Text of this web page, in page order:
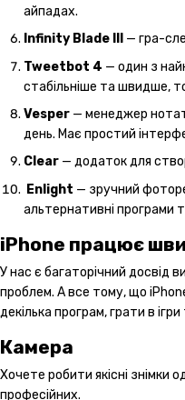
айпадах.
Infinity Blade III
— гра-
Tweetbot 4 — один з
стабільніше та швидше,
Vesper — менеджер
день. Має простий
Clear — додаток для
Enlight — зручний
альтернативні програми
iPhone працює
У нас є багаторічний досвід
проблем. А все тому, що
декілька програм, грати в
Камера
Хочете робити якісні знімки
професійних.